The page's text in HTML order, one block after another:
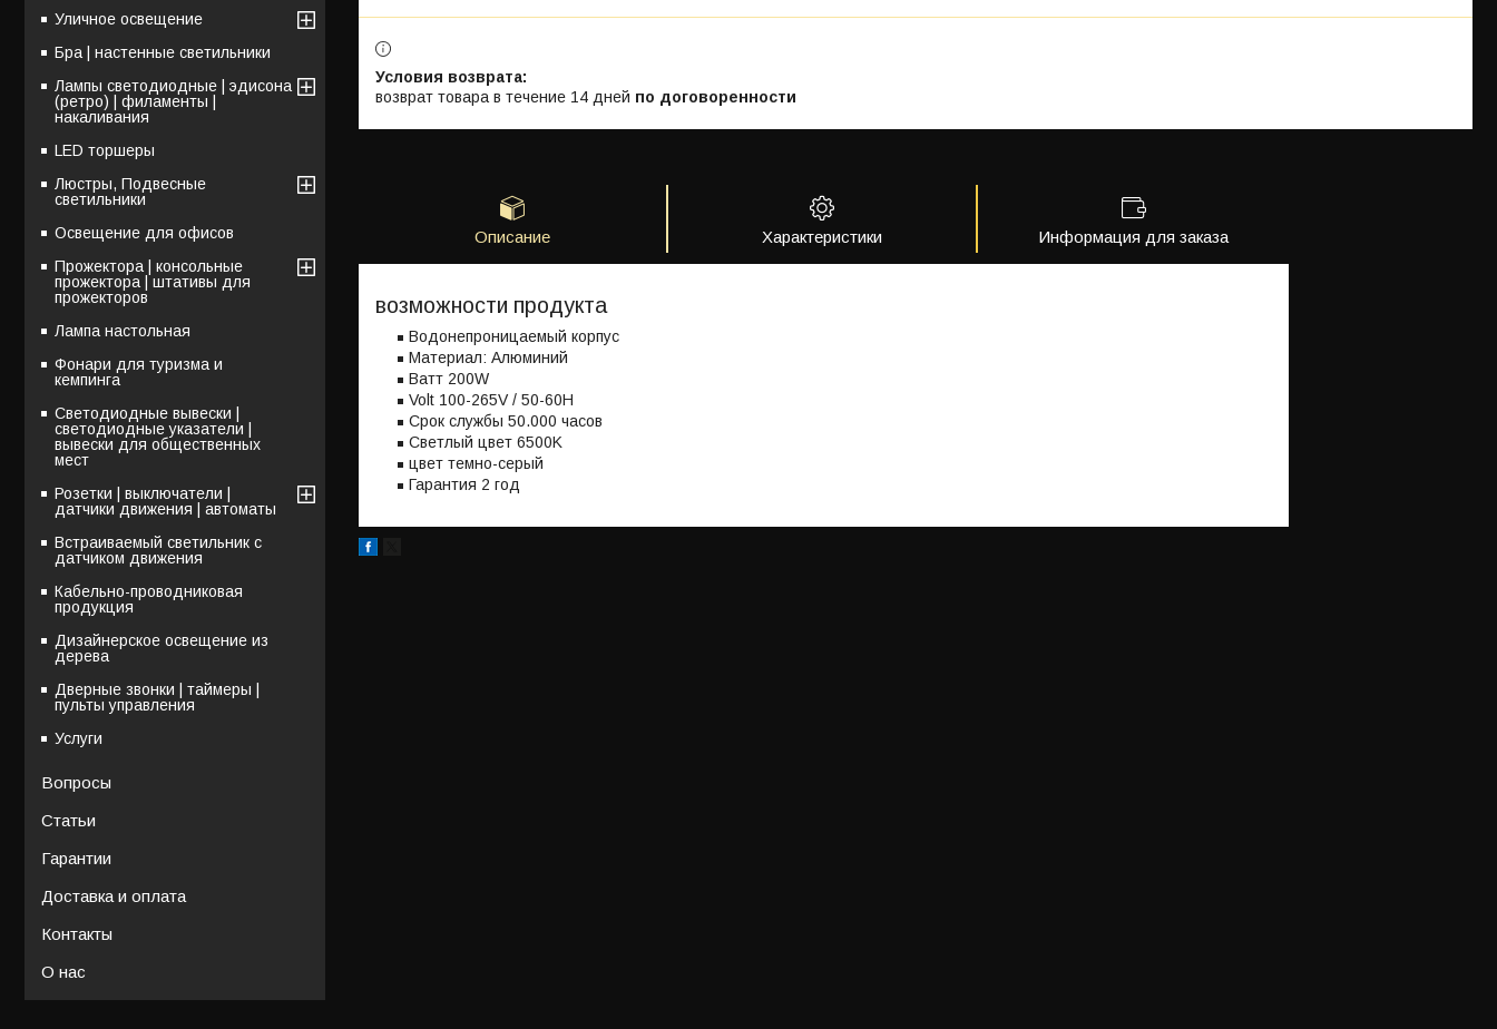
возврат товара в течение 14 дней по договоренности
Описание Характеристики Информация для заказа
возможности продукта
Водонепроницаемый корпус
Материал: Aлюминий
Bатт 200W
Volt 100-265V / 50-60H
Срок службы 50.000 часов
Светлый цвет 6500K
цвет темно-серый
Гарантия 2 год
Уличное освещение
Бра | настенные светильники
Лампы светодиодные | эдисона
(ретро) | филаменты |
накаливания
LED торшеры
Люстры, Подвесные
светильники
Освещение для офисов
Прожектора | консольные
прожектора | штативы для
прожекторов
Лампа настольная
Фонари для туризма и
кемпинга
Светодиодные вывески |
светодиодные указатели |
вывески для общественных
мест
Розетки | выключатели |
датчики движения | автоматы
Встраиваемый светильник с
датчиком движения
Кабельно-проводниковая
продукция
Дизайнерское освещение из
дерева
Дверные звонки | таймеры |
пульты управления
Услуги
Вопросы
Статьи
Гарантии
Доставка и оплата
Контакты
О нас